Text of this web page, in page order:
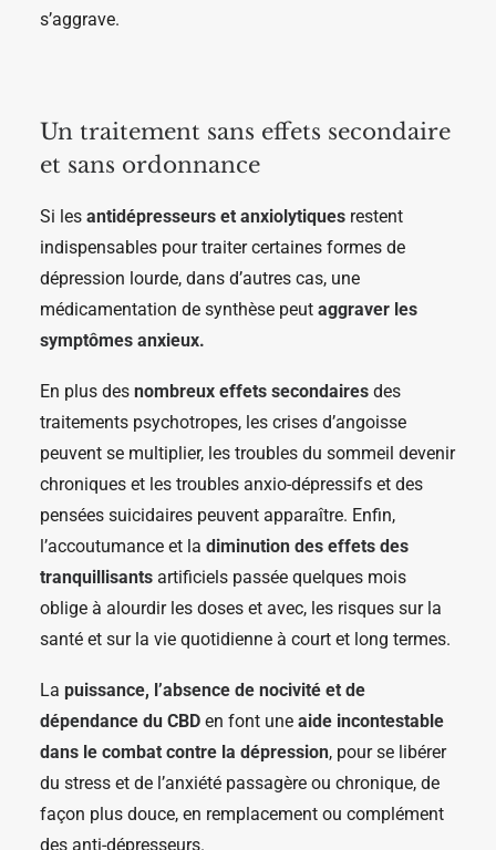
s’aggrave.
Un traitement sans effets secondaire
et sans ordonnance
Si les antidépresseurs et anxiolytiques restent
indispensables pour traiter certaines formes de
dépression lourde, dans d’autres cas, une
médicamentation de synthèse peut aggraver les
symptômes anxieux.
En plus des nombreux effets secondaires des
traitements psychotropes, les crises d’angoisse
peuvent se multiplier, les troubles du sommeil devenir
chroniques et les troubles anxio-dépressifs et des
pensées suicidaires peuvent apparaître. Enfin,
l’accoutumance et la diminution des effets des
tranquillisants artificiels passée quelques mois
oblige à alourdir les doses et avec, les risques sur la
santé et sur la vie quotidienne à court et long termes.
La puissance, l’absence de nocivité et de
dépendance du CBD en font une aide incontestable
dans le combat contre la dépression, pour se libérer
du stress et de l’anxiété passagère ou chronique, de
façon plus douce, en remplacement ou complément
des anti-dépresseurs.